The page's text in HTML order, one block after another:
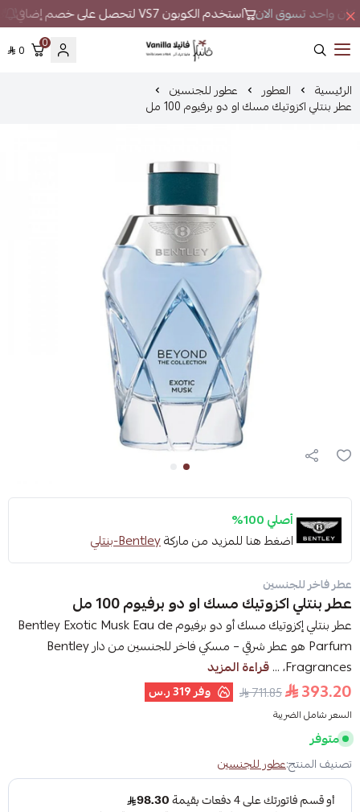
مكان واحد تسوق الان استخدم الكوبون VS7 لتحصل على خصم إضافي
فانيلا
0
0
الرئيسية العطور عطور للجنسين
عطر بنتلي اكزوتيك مسك او دو برفيوم 100 مل
أصلي 100%
اضغط هنا للمزيد من ماركةBentley-بنتلي
عطر فاخر للجنسين
عطر بنتلي اكزوتيك مسك او دو برفيوم 100 مل
عطر بنتلي إكزوتيك مسك أو دو برفيوم Bentley Exotic Musk Eau de
Parfum هو عطر شرقي – مسكي فاخر للجنسين من دار Bentley
Fragrances، ...
قراءة المزيد
393.20
711.85 وفر319 ر.س
السعر شامل الضريبة
متوفر
تصنيف المنتج:عطور للجنسين